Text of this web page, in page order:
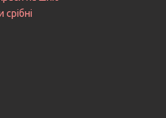
срібні